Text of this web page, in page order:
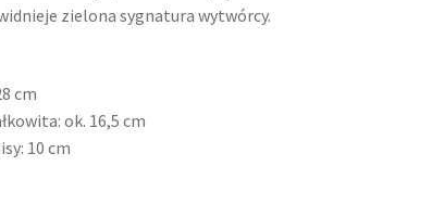
zielona sygnatura wytwórcy.
cm
ok. 16,5 cm
10 cm